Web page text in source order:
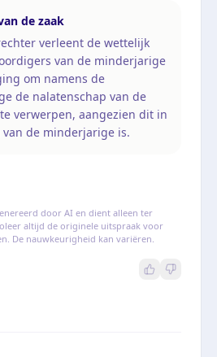
de zaak
verleent de wettelijk
van de minderjarige
om namens de
de nalatenschap van de
verwerpen, aangezien dit in
de minderjarige is.
door AI en dient alleen ter
altijd de originele uitspraak voor
De nauwkeurigheid kan variëren.